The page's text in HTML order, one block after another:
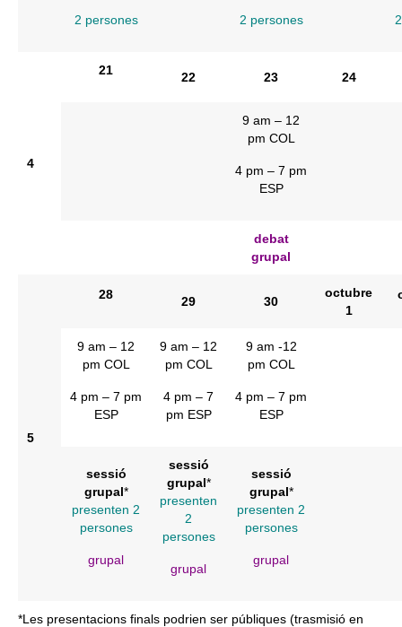
2 persones 2 persones
4
21 22 23 24
9 am – 12
pm COL
4 pm – 7 pm
ESP
debat
grupal
5
28 29 30
octubre
1
9 am – 12
pm COL
4 pm – 7 pm
ESP
9 am – 12
pm COL
4 pm – 7
pm ESP
9 am -12
pm COL
4 pm – 7 pm
ESP
sessió
grupal*
presenten 2
persones
grupal
sessió
grupal*
presenten
2
persones
grupal
sessió
grupal*
presenten 2
persones
grupal
*Les presentacions finals podrien ser públiques (trasmisió en